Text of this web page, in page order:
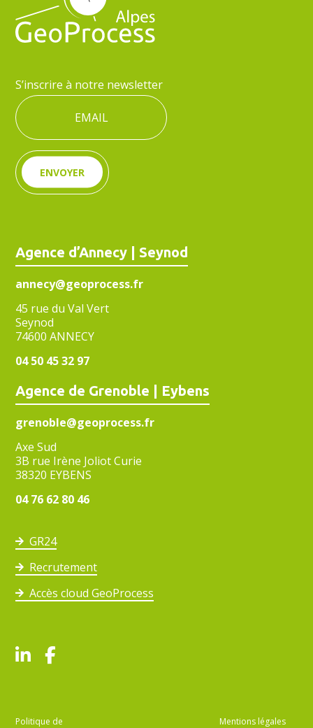
S’inscrire à notre newsletter
ENVOYER
Agence d’Annecy | Seynod
annecy@geoprocess.fr
45 rue du Val Vert
Seynod
74600 ANNECY
04 50 45 32 97
Agence de Grenoble | Eybens
grenoble@geoprocess.fr
Axe Sud
3B rue Irène Joliot Curie
38320 EYBENS
04 76 62 80 46
GR24
Recrutement
Accès cloud GeoProcess
Politique de Mentions légales